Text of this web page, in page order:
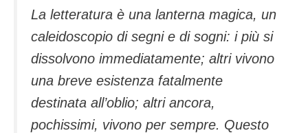
La letteratura è una lanterna magica, un
caleidoscopio di segni e di sogni: i più si
dissolvono immediatamente; altri vivono
una breve esistenza fatalmente
destinata all’oblio; altri ancora,
pochissimi, vivono per sempre. Questo